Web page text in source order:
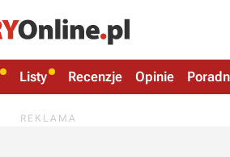
Listy Recenzje Opinie